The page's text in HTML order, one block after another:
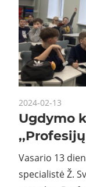
2024-02-13
Ugdymo
Vasario 13
specialistė Ž.